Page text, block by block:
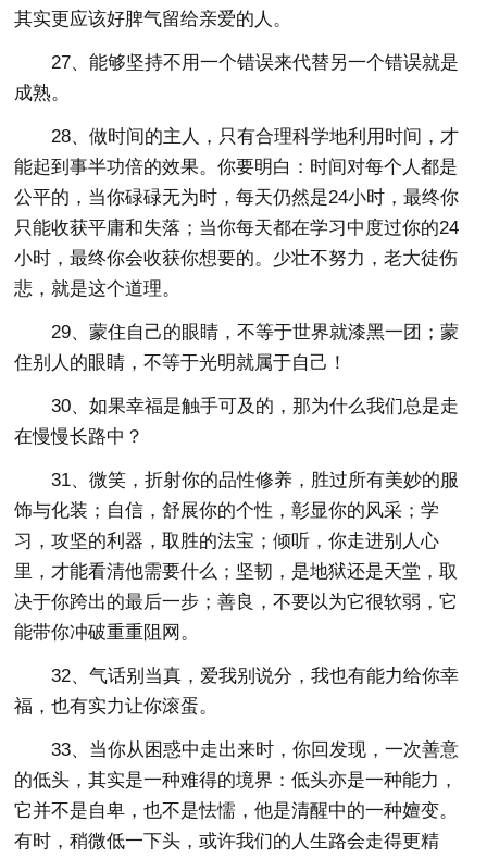
其实更应该好脾气留给亲爱的人。
27、能够坚持不用一个错误来代替另一个错误就是
成熟。
28、做时间的主人，只有合理科学地利用时间，才
能起到事半功倍的效果。你要明白：时间对每个人都是
公平的，当你碌碌无为时，每天仍然是24小时，最终你
只能收获平庸和失落；当你每天都在学习中度过你的24
小时，最终你会收获你想要的。少壮不努力，老大徒伤
悲，就是这个道理。
29、蒙住自己的眼睛，不等于世界就漆黑一团；蒙
住别人的眼睛，不等于光明就属于自己！
30、如果幸福是触手可及的，那为什么我们总是走
在慢慢长路中？
31、微笑，折射你的品性修养，胜过所有美妙的服
饰与化装；自信，舒展你的个性，彰显你的风采；学
习，攻坚的利器，取胜的法宝；倾听，你走进别人心
里，才能看清他需要什么；坚韧，是地狱还是天堂，取
决于你跨出的最后一步；善良，不要以为它很软弱，它
能带你冲破重重阻网。
32、气话别当真，爱我别说分，我也有能力给你幸
福，也有实力让你滚蛋。
33、当你从困惑中走出来时，你回发现，一次善意
的低头，其实是一种难得的境界：低头亦是一种能力，
它并不是自卑，也不是怯懦，他是清醒中的一种嬗变。
有时，稍微低一下头，或许我们的人生路会走得更精